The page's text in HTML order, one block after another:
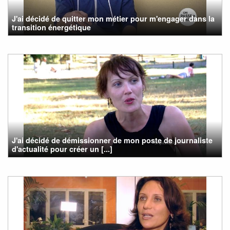
J'ai décidé de quitter mon métier pour m'engager dans la
transition énergétique
J'ai décidé de démissionner de mon poste de journaliste
d'actualité pour créer un [...]